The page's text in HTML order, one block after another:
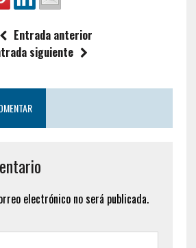
Entrada anterior
siguiente
electrónico no será publicada.